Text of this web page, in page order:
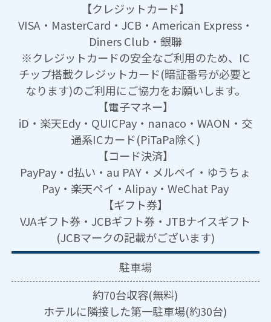
【クレジットカード】
VISA・MasterCard・JCB・American Express・
Diners Club・銀聯
※クレジットカードの安全なご利用のため、IC
チップ搭載クレジットカード(暗証番号が必要と
なります)のご利用にご協力をお願いします。
【電子マネー】
iD・楽天Edy・QUICPay・nanaco・WAON・交
通系ICカード(PiTaPa除く)
【コード決済】
PayPay・d払い・au PAY・メルペイ・ゆうちょ
Pay・楽天ペイ・Alipay・WeChat Pay
【ギフト券】
VJAギフト券・JCBギフト券・JTBナイスギフト
(JCBマークの記載がございます)
駐車場
約70台収容(無料)
ホテルに隣接した第一駐車場(約30台)